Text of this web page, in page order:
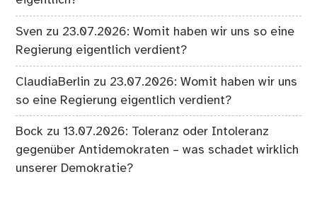
Sven zu 23.07.2026: Womit haben wir uns so eine
Regierung eigentlich verdient?
ClaudiaBerlin zu 23.07.2026: Womit haben wir uns
so eine Regierung eigentlich verdient?
Bock zu13.07.2026: Toleranz oder Intoleranz
gegenüber Antidemokraten – was schadet wirklich
unserer Demokratie?